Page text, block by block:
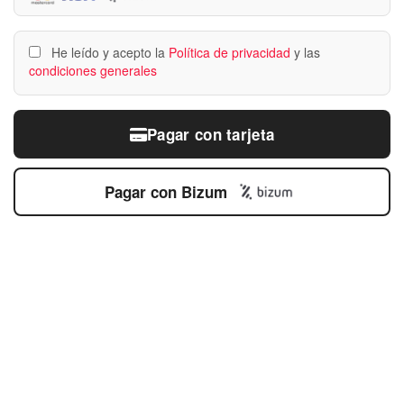
He leído y acepto la Política de privacidad y las
condiciones generales
Pagar con tarjeta
Pagar con Bizum